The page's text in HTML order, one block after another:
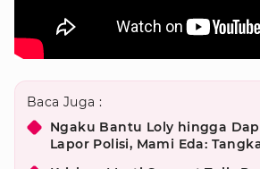
Baca Juga :
Ngaku Bantu Loly hingga
Lapor Polisi, Mami Eda: